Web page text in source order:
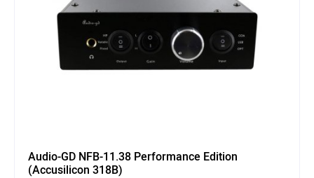
Audio-GD NFB-11.38 Performance Edition
(Accusilicon 318B)